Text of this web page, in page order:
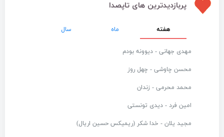
پربازدیدترین های تاپصدا
هفته ماه سال
مهدی جهانی - دیوونه بودم
محسن چاوشی - چهل روز
محمد محرمی - زندان
امین فرد - دیدی تونستی
مجید یلان - خدا شکر (ریمیکس حسین اریال)